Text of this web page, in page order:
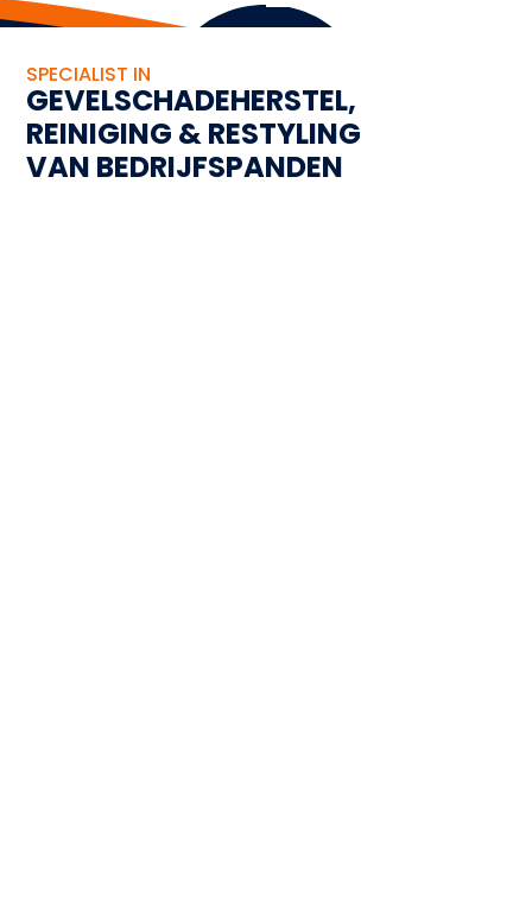
SPECIALIST IN
GEVELSCHADEHERSTEL,
REINIGING & RESTYLING
VAN BEDRIJFSPANDEN